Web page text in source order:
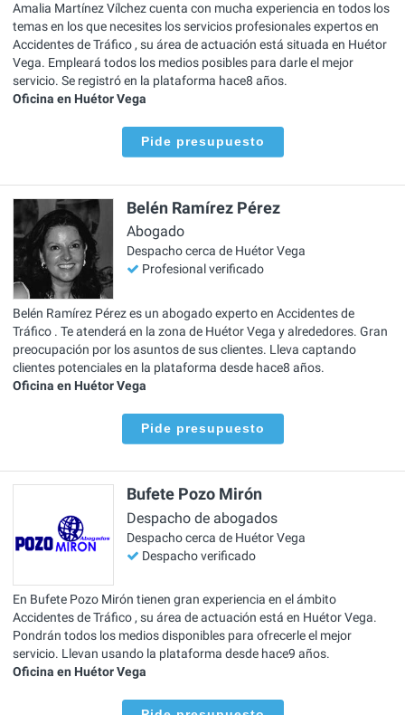
Amalia Martínez Vílchez cuenta con mucha experiencia en todos los
temas en los que necesites los servicios profesionales expertos en
Accidentes de Tráfico , su área de actuación está situada en Huétor
Vega. Empleará todos los medios posibles para darle el mejor
servicio. Se registró en la plataforma hace8 años.
Oficina en Huétor Vega
Pide presupuesto
Belén Ramírez Pérez
Abogado
Despacho cerca de Huétor Vega
Profesional verificado
Belén Ramírez Pérez es un abogado experto en Accidentes de
Tráfico . Te atenderá en la zona de Huétor Vega y alrededores. Gran
preocupación por los asuntos de sus clientes. Lleva captando
clientes potenciales en la plataforma desde hace8 años.
Oficina en Huétor Vega
Pide presupuesto
Bufete Pozo Mirón
Despacho de abogados
Despacho cerca de Huétor Vega
Despacho verificado
En Bufete Pozo Mirón tienen gran experiencia en el ámbito
Accidentes de Tráfico , su área de actuación está en Huétor Vega.
Pondrán todos los medios disponibles para ofrecerle el mejor
servicio. Llevan usando la plataforma desde hace9 años.
Oficina en Huétor Vega